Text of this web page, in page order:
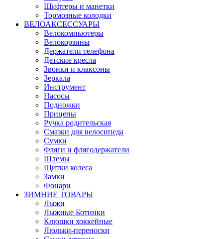
Шифтеры и манетки
Тормозные колодки
ВЕЛОАКСЕССУАРЫ
Велокомпьютеры
Велокорзины
Держатели телефона
Детские кресла
Звонки и клаксоны
Зеркала
Инструмент
Насосы
Подножки
Прицепы
Ручка родительская
Смазки для велосипеда
Сумки
Фляги и флягодержатели
Шлемы
Щитки колеса
Замки
Фонари
ЗИМНИЕ ТОВАРЫ
Лыжи
Лыжные Ботинки
Клюшки хоккейные
Люльки-переноски